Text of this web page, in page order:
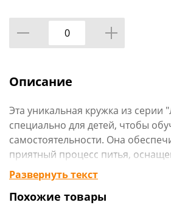
Описание
Эта уникальная кружка из серии
специально для детей, чтобы
самостоятельности. Она
приятный процесс питья,
ручкой для легкого удобного
Ее объем 200 мл позволяет
Развернуть текст
Похожие товары